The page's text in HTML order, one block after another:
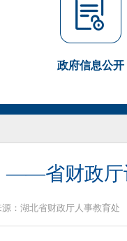
政府信息公开
——省财政厅
： 湖北省财政厅人事教育处